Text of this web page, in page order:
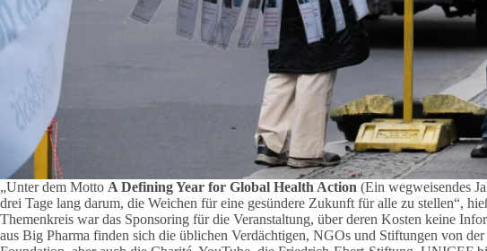
„Unter dem Motto A Defining Year for Global Health Action (Ein wegweisendes
drei Tage lang darum, die Weichen für eine gesündere Zukunft für alle zu stellen“,
Themenkreis war das Sponsoring für die Veranstaltung, über deren Kosten keine
aus Big Pharma finden sich die üblichen Verdächtigen, NGOs und Stiftungen von